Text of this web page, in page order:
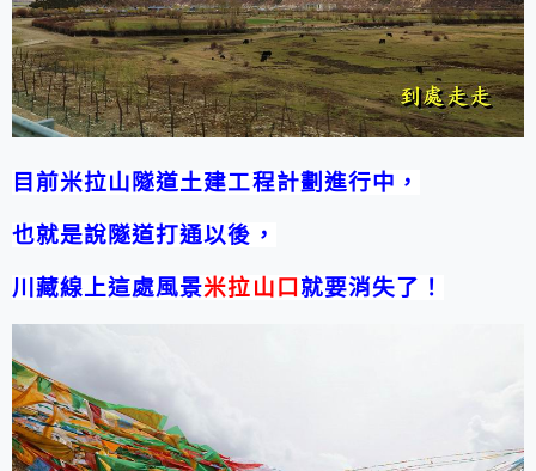
目前米拉山隧道土建工程計劃進行中，
也就是說隧道打通以後，
川藏線上這處風景米拉山口 就要消失了！